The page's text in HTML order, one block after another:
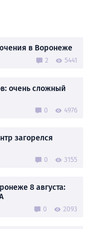
в Воронеже
2 5441
очень сложный
0 4976
загорелся
0 3155
8 августа:
0 2093